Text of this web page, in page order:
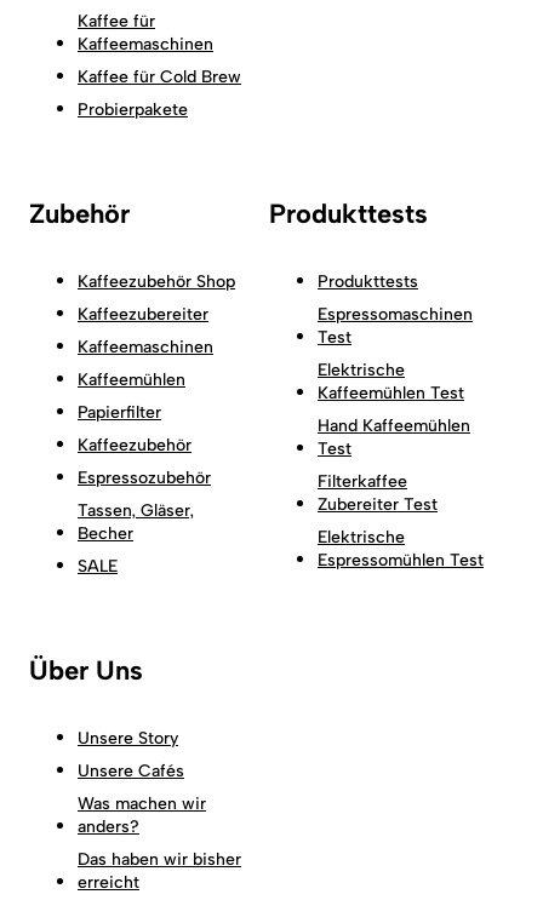
Kaffee für
Kaffeemaschinen
Kaffee für Cold Brew
Probierpakete
Zubehör
Kaffeezubehör Shop
Kaffeezubereiter
Kaffeemaschinen
Kaffeemühlen
Papierfilter
Kaffeezubehör
Espressozubehör
Tassen, Gläser,
Becher
SALE
Produkttests
Produkttests
Espressomaschinen
Test
Elektrische
Kaffeemühlen Test
Hand Kaffeemühlen
Test
Filterkaffee
Zubereiter Test
Elektrische
Espressomühlen Test
Über Uns
Unsere Story
Unsere Cafés
Was machen wir
anders?
Das haben wir bisher
erreicht